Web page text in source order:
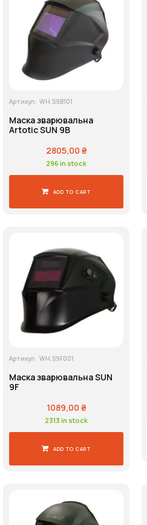
Артикул: WH.S9B101
Маска зварювальна
Artotic SUN 9B
2805,00 ₴
296 in stock
ADD TO CART
Артикул: WH.S9F001
Маска зварювальна SUN
9F
1089,00 ₴
2313 in stock
ADD TO CART
Напруга живлення